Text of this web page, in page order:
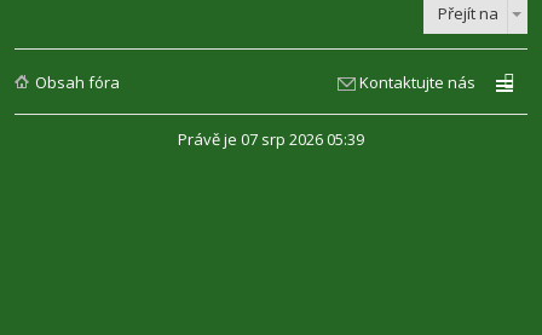
Přejít na
Obsah fóra Kontaktujte nás
Právě je 07 srp 2026 05:39